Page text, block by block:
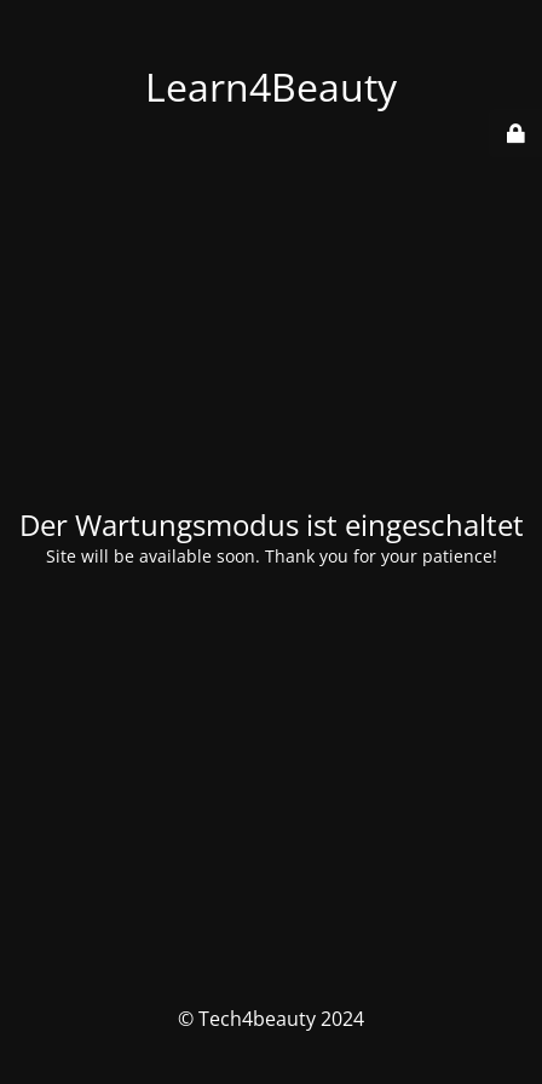
Learn4Beauty
Der Wartungsmodus ist eingeschaltet
Site will be available soon. Thank you for your patience!
© Tech4beauty 2024